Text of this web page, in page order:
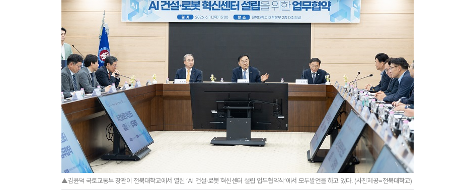
▲김윤덕 국토교통부 장관이 전북대학교에서 열린 ‘AI 건설·로봇 혁신센터 설립 업무협약식’에서 모두발언을 하고 있다. (사진제공=전북대학교)